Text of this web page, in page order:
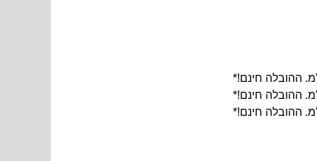
ההובלה חינם!*
ההובלה חינם!*
ההובלה חינם!*